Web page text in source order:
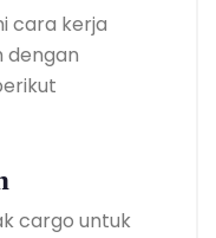
cara kerja
dengan
cargo untuk